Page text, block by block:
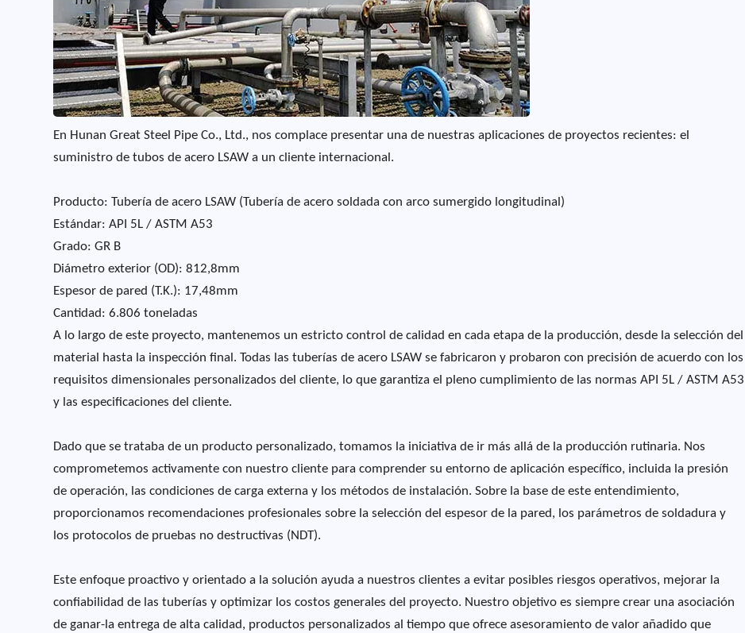
En Hunan Great Steel Pipe Co., Ltd., nos complace presentar una de nuestras aplicaciones de proyectos recientes: el
suministro de tubos de acero LSAW a un cliente internacional.
Producto: Tubería de acero LSAW (Tubería de acero soldada con arco sumergido longitudinal)
Estándar: API 5L / ASTM A53
Grado: GR B
Diámetro exterior (OD): 812,8mm
Espesor de pared (T.K.): 17,48mm
Cantidad: 6.806 toneladas
A lo largo de este proyecto, mantenemos un estricto control de calidad en cada etapa de la producción, desde la selección del
material hasta la inspección final. Todas las tuberías de acero LSAW se fabricaron y probaron con precisión de acuerdo con los
requisitos dimensionales personalizados del cliente, lo que garantiza el pleno cumplimiento de las normas API 5L / ASTM A53
y las especificaciones del cliente.
Dado que se trataba de un producto personalizado, tomamos la iniciativa de ir más allá de la producción rutinaria. Nos
comprometemos activamente con nuestro cliente para comprender su entorno de aplicación específico, incluida la presión
de operación, las condiciones de carga externa y los métodos de instalación. Sobre la base de este entendimiento,
proporcionamos recomendaciones profesionales sobre la selección del espesor de la pared, los parámetros de soldadura y
los protocolos de pruebas no destructivas (NDT).
Este enfoque proactivo y orientado a la solución ayuda a nuestros clientes a evitar posibles riesgos operativos, mejorar la
confiabilidad de las tuberías y optimizar los costos generales del proyecto. Nuestro objetivo es siempre crear una asociación
de ganar-la entrega de alta calidad, productos personalizados al tiempo que ofrece asesoramiento de valor añadido que